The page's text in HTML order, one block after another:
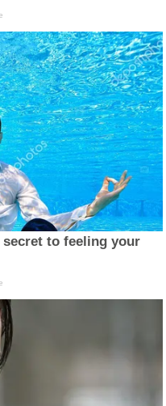
to feeling your